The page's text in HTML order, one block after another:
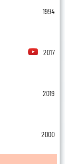
1994
2017
2019
2000